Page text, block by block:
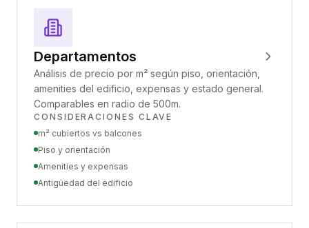
Departamentos
Análisis de precio por m² según piso, orientación,
amenities del edificio, expensas y estado general.
Comparables en radio de 500m.
CONSIDERACIONES CLAVE
m² cubiertos vs balcones
Piso y orientación
Amenities y expensas
Antigüedad del edificio